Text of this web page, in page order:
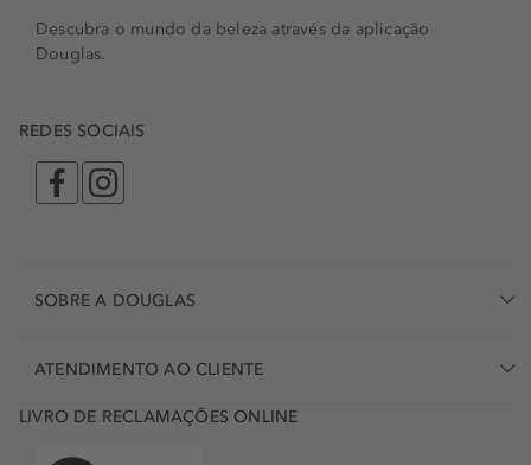
Descubra o mundo da beleza através da aplicação
Douglas.
REDES SOCIAIS
SOBRE A DOUGLAS
ATENDIMENTO AO CLIENTE
LIVRO DE RECLAMAÇÕES ONLINE